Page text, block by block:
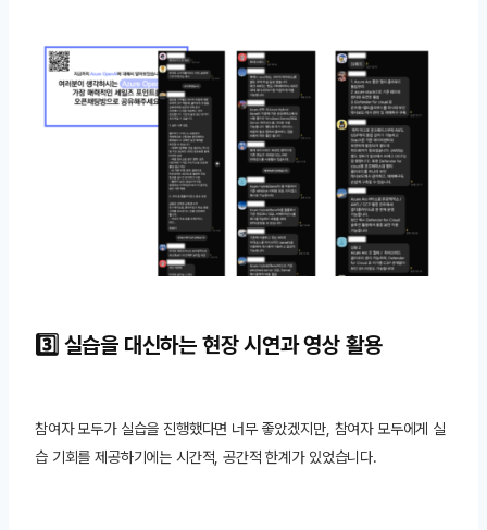
3️⃣ 실습을 대신하는 현장 시연과 영상 활용
참여자 모두가 실습을 진행했다면 너무 좋았겠지만, 참여자 모두에게 실
습 기회를 제공하기에는 시간적, 공간적 한계가 있었습니다.